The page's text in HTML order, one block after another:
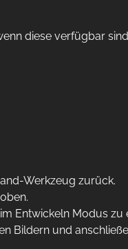
diese verfügbar
Werkzeug zurück.
Entwickeln Modus
Bildern und